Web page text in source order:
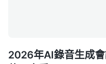
2026年AI錄音生成